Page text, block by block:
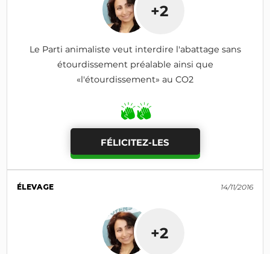
+2
Le Parti animaliste veut interdire l'abattage sans
étourdissement préalable ainsi que
«l'étourdissement» au CO2
FÉLICITEZ-LES
ÉLEVAGE 14/11/2016
+2